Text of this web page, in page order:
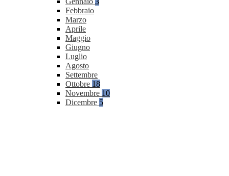
Febbraio
Marzo
Aprile
Maggio
Giugno
Luglio
Agosto
Settembre
Ottobre 18
Novembre 10
Dicembre 5